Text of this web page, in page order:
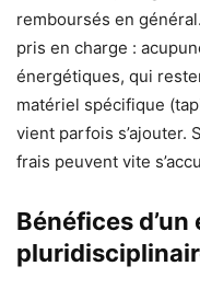
remboursés en
pris en charge :
énergétiques, qui
matériel spécifique
vient parfois s’ajouter.
frais peuvent vite
Bénéfices